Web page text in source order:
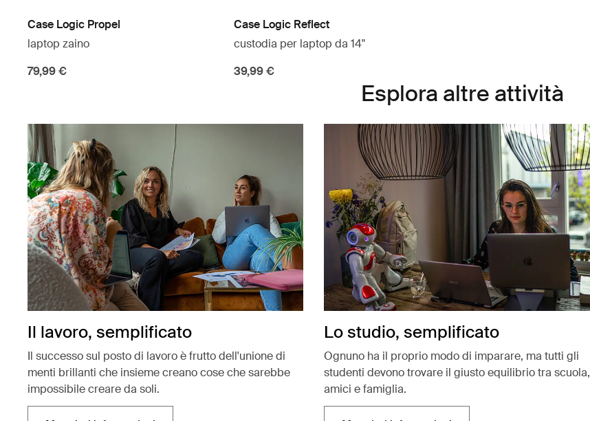
Case Logic Propel
laptop zaino
79,99 €
Case Logic Reflect
custodia per laptop da 14"
39,99 €
Esplora altre attività
Il lavoro, semplificato
Il successo sul posto di lavoro è frutto dell'unione di
menti brillanti che insieme creano cose che sarebbe
impossibile creare da soli.
Lo studio, semplificato
Ognuno ha il proprio modo di imparare, ma tutti gli
studenti devono trovare il giusto equilibrio tra scuola,
amici e famiglia.